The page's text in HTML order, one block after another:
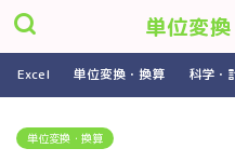
単位変
Excel 単位変換・換算 科学・
単位変換・換算